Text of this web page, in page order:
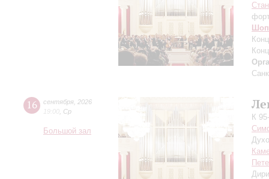
16 сентября 2026
19:00 Ср
Большой зал
К